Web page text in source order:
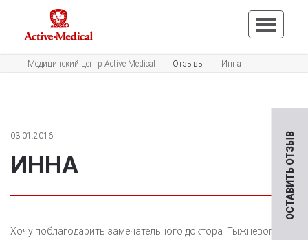
ОСТАВИТЬ ОТЗЫВ
Медицинский центр Active Medical Отзывы Инна
03.01.2016
ИННА
Хочу поблагодарить замечательного доктора Тыжневого